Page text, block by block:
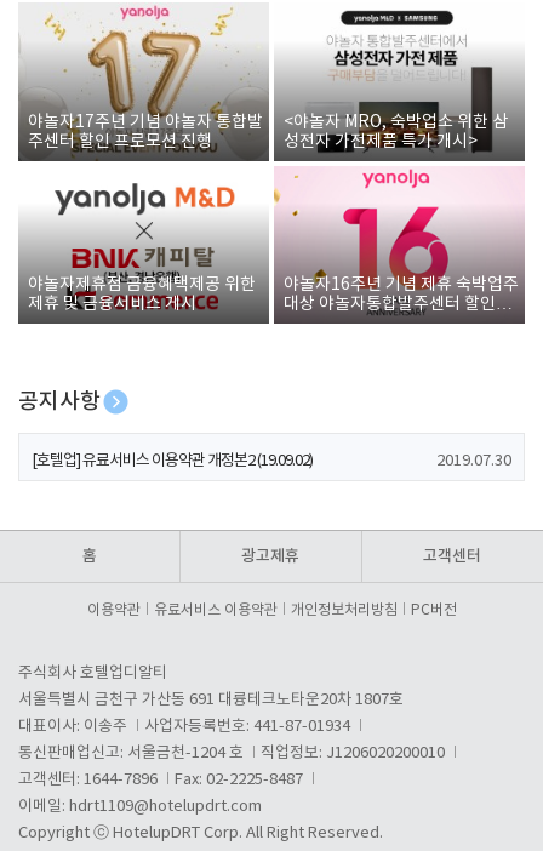
야놀자17주년 기념 야놀자 통합발
주센터 할인 프로모션 진행
<야놀자 MRO, 숙박업소 위한 삼
성전자 가전제품 특가 개시>
야놀자제휴점 금융혜택제공 위한
제휴 및 금융서비스 게시
야놀자16주년 기념 제휴 숙박업주
대상 야놀자통합발주센터 할인쿠
폰 증정
공지사항
[호텔업] 개인정보 처리방침 개정본1 (19.09.02)
[호텔업] 유료서비스 이용약관 개정본2 (19.09.02) 2019.07.30
홈 광고제휴 고객센터
이용약관 유료서비스 이용약관 개인정보처리방침 PC버전
주식회사 호텔업디알티
서울특별시 금천구 가산동 691 대륭테크노타운20차 1807호
대표이사: 이송주
사업자등록번호: 441-87-01934
통신판매업신고: 서울금천-1204 호
직업정보: J1206020200010
고객센터: 1644-7896
Fax: 02-2225-8487
이메일: hdrt1109@hotelupdrt.com
Copyright ⓒ HotelupDRT Corp. All Right Reserved.